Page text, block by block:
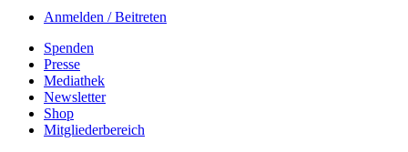
Anmelden / Beitreten
Spenden
Presse
Mediathek
Newsletter
Shop
Mitgliederbereich